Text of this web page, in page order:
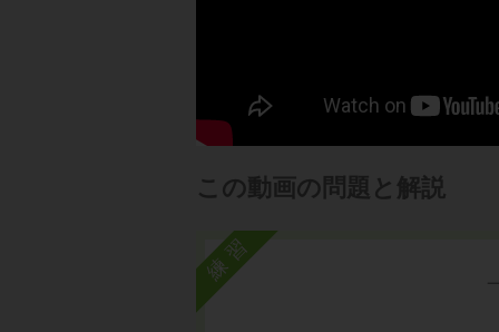
この動画の問題と解説
練習